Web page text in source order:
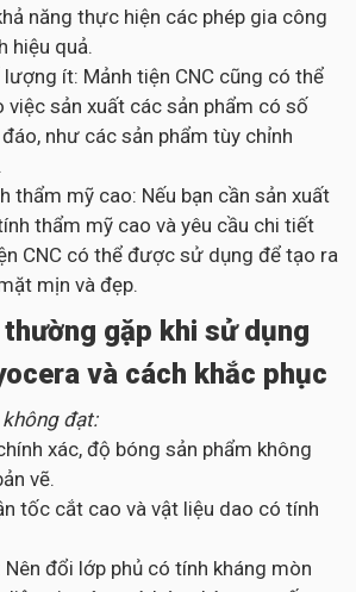
năng thực hiện các phép gia công
hiệu quả.
ít: Mảnh tiện CNC cũng có thể
sản xuất các sản phẩm có số
như các sản phẩm tùy chỉnh
thẩm mỹ cao: Nếu bạn cần sản xuất
thẩm mỹ cao và yêu cầu chi tiết
CNC có thể được sử dụng để tạo ra
mịn và đẹp.
gặp khi sử dụng
và cách khắc phục
đạt:
xác, độ bóng sản phẩm không
vẽ.
tốc cắt cao và vật liệu dao có tính
Nên đổi lớp phủ có tính kháng mòn